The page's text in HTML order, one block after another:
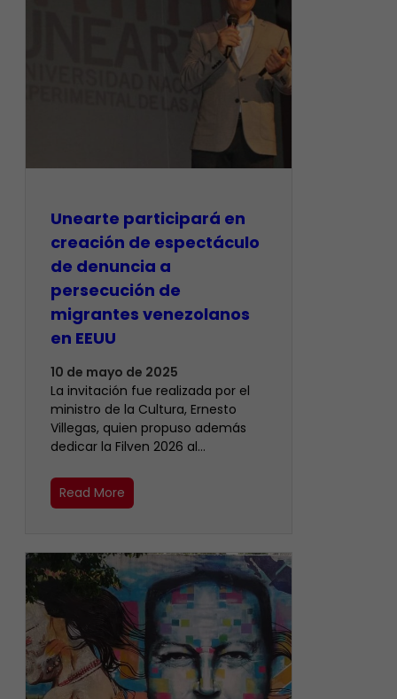
Unearte participará en
creación de espectáculo
de denuncia a
persecución de
migrantes venezolanos
en EEUU
10 de mayo de 2025
La invitación fue realizada por el
ministro de la Cultura, Ernesto
Villegas, quien propuso además
dedicar la Filven 2026 al…
Read More